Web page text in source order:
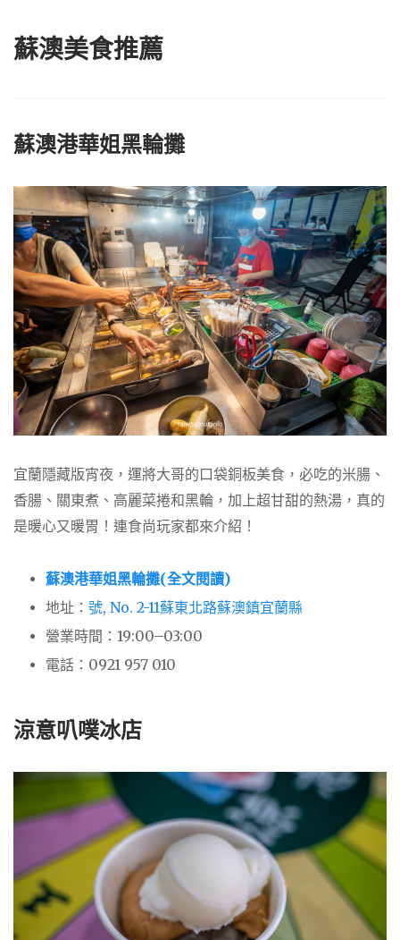
蘇澳美食推薦
蘇澳港華姐黑輪攤
宜蘭隱藏版宵夜，運將大哥的口袋銅板美食，必吃的米腸、
香腸、關東煮、高麗菜捲和黑輪，加上超甘甜的熱湯，真的
是暖心又暖胃！連食尚玩家都來介紹！
蘇澳港華姐黑輪攤(全文閱讀)
地址： 號, No. 2-11蘇東北路蘇澳鎮宜蘭縣
營業時間：19:00–03:00
電話： 0921 957 010
涼意叭噗冰店